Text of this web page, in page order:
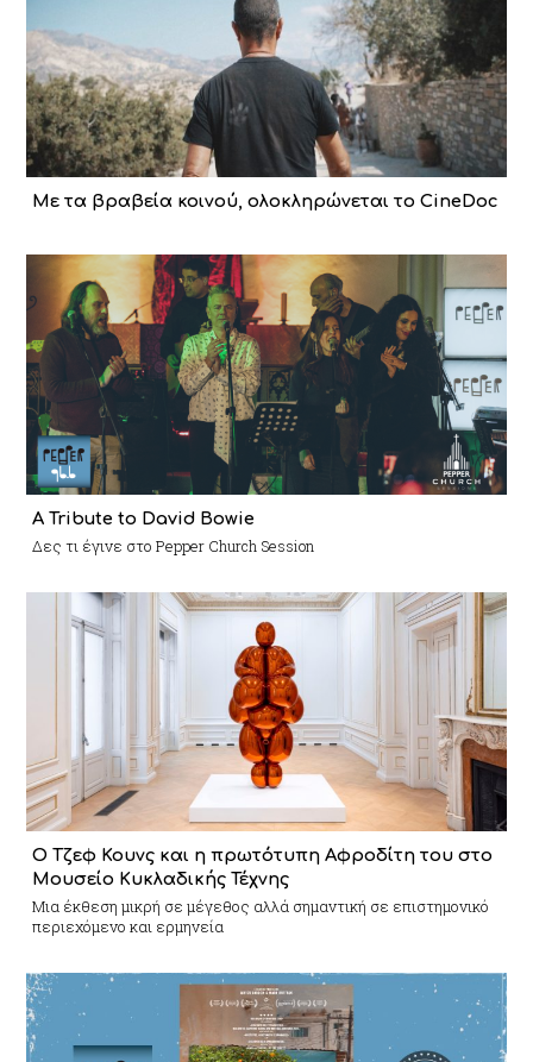
Με τα βραβεία κοινού, ολοκληρώνεται το CineDoc
A Tribute to David Bowie
Δες τι έγινε στο Pepper Church Session
Ο Τζεφ Κουνς και η πρωτότυπη Αφροδίτη του στο
Μουσείο Κυκλαδικής Τέχνης
Mια έκθεση μικρή σε μέγεθος αλλά σημαντική σε επιστημονικό
περιεχόμενο και ερμηνεία